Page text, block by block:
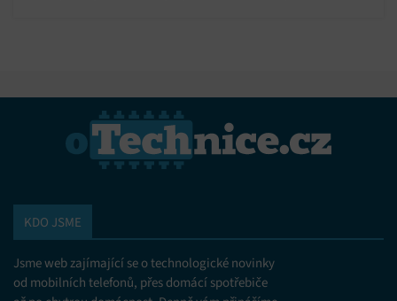
KDO JSME
Jsme web zajímající se o technologické novinky
od mobilních telefonů, přes domácí spotřebiče